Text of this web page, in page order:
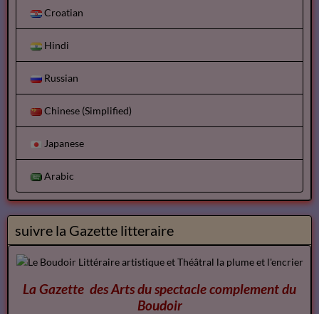
Croatian
Hindi
Russian
Chinese (Simplified)
Japanese
Arabic
suivre la Gazette litteraire
La Gazette des Arts du spectaclecomplementdu
Boudoir